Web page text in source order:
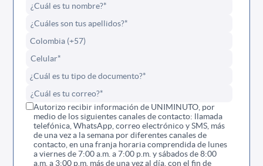
Autorizo recibir información de UNIMINUTO, por
medio de los siguientes canales de contacto: llamada
telefónica, WhatsApp, correo electrónico y SMS, más
de una vez a la semana por diferentes canales de
contacto, en una franja horaria comprendida de lunes
a viernes de 7:00 a.m. a 7:00 p.m. y sábados de 8:00
a.m. a 3:00 p.m. más de una vez al día, con el fin de